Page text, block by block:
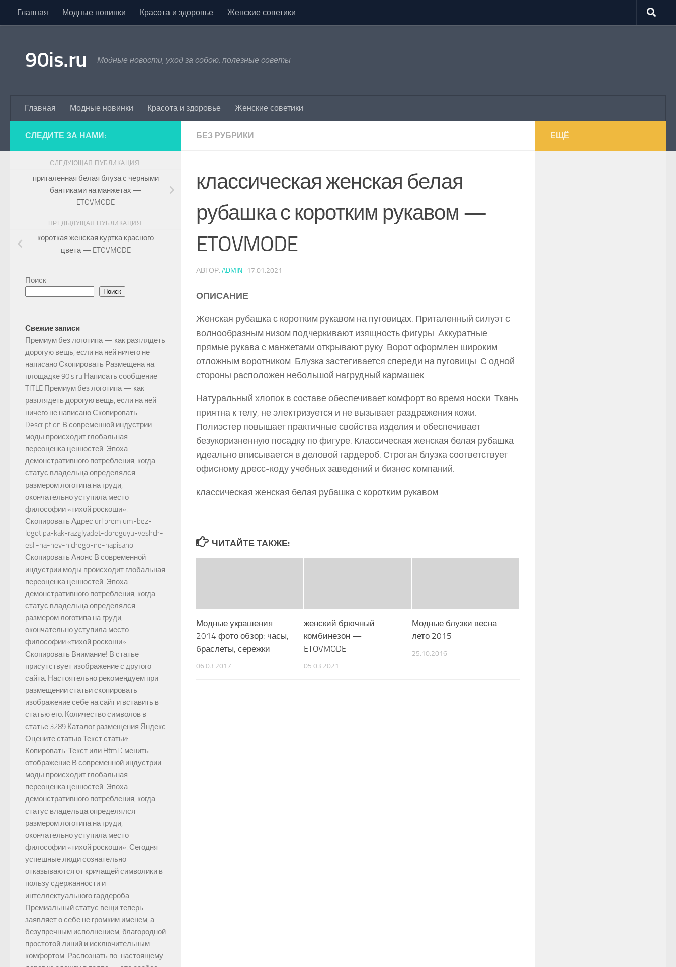
Skip to content
Главная Модные новинки Красота и здоровье Женские советики
90is.ru Модные новости, уход за собою, полезные советы
Главная Модные новинки Красота и здоровье Женские советики
БЕЗ РУБРИКИ
классическая женская белая
рубашка с коротким рукавом —
ETOVMODE
АВТОР: ADMIN · 17.01.2021
ОПИСАНИЕ
Женская рубашка с коротким рукавом на пуговицах. Приталенный силуэт с
волнообразным низом подчеркивают изящность фигуры. Аккуратные
прямые рукава с манжетами открывают руку. Ворот оформлен широким
отложным воротником. Блузка застегивается спереди на пуговицы. С одной
стороны расположен небольшой нагрудный кармашек.
Натуральный хлопок в составе обеспечивает комфорт во время носки. Ткань
приятна к телу, не электризуется и не вызывает раздражения кожи.
Полиэстер повышает практичные свойства изделия и обеспечивает
безукоризненную посадку по фигуре. Классическая женская белая рубашка
идеально вписывается в деловой гардероб. Строгая блузка соответствует
офисному дресс-коду учебных заведений и бизнес компаний.
классическая женская белая рубашка с коротким рукавом
ЧИТАЙТЕ ТАКЖЕ:
Модные украшения
2014 фото обзор: часы,
браслеты, сережки
06.03.2017
женский брючный
комбинезон —
ETOVMODE
05.03.2021
Модные блузки весна-
лето 2015
25.10.2016
СЛЕДИТЕ ЗА НАМИ:
СЛЕДУЮЩАЯ ПУБЛИКАЦИЯ
приталенная белая блуза с черными
бантиками на манжетах —
ETOVMODE
ПРЕДЫДУЩАЯ ПУБЛИКАЦИЯ
короткая женская куртка красного
цвета — ETOVMODE
Поиск
Поиск
Свежие записи
Премиум без логотипа — как разглядеть
дорогую вещь, если на ней ничего не
написано Скопировать Размещена на
площадке 90is.ru Написать сообщение
TITLE Премиум без логотипа — как
разглядеть дорогую вещь, если на ней
ничего не написано Скопировать
Description В современной индустрии
моды происходит глобальная
переоценка ценностей. Эпоха
демонстративного потребления, когда
статус владельца определялся
размером логотипа на груди,
окончательно уступила место
философии «тихой роскоши».
Скопировать Адрес url premium-bez-
logotipa-kak-razglyadet-doroguyu-veshch-
esli-na-ney-nichego-ne-napisano
Скопировать Анонс В современной
индустрии моды происходит глобальная
переоценка ценностей. Эпоха
демонстративного потребления, когда
статус владельца определялся
размером логотипа на груди,
окончательно уступила место
философии «тихой роскоши».
Скопировать Внимание! В статье
присутствует изображение с другого
сайта. Настоятельно рекомендуем при
размещении статьи скопировать
изображение себе на сайт и вставить в
статью его. Количество символов в
статье 3289 Каталог размещения Яндекс
Оцените статью Текст статьи:
Копировать: Текст или Html Cменить
отображение В современной индустрии
моды происходит глобальная
переоценка ценностей. Эпоха
демонстративного потребления, когда
статус владельца определялся
размером логотипа на груди,
окончательно уступила место
философии «тихой роскоши». Сегодня
успешные люди сознательно
отказываются от кричащей символики в
пользу сдержанности и
интеллектуального гардероба.
Премиальный статус вещи теперь
заявляет о себе не громким именем, а
безупречным исполнением, благородной
простотой линий и исключительным
комфортом. Распознать по-настоящему
ЕЩЁ